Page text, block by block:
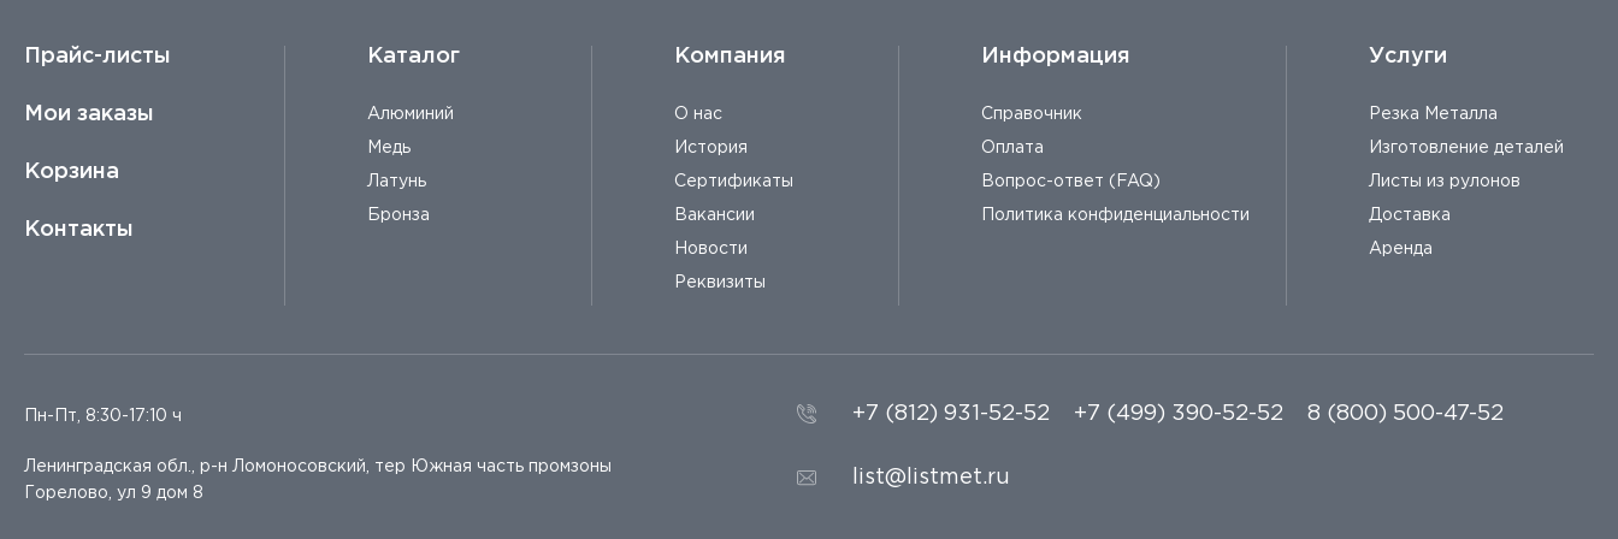
Прайс-листы
Мои заказы
Корзина
Контакты
Каталог
Алюминий
Медь
Латунь
Бронза
Компания
О нас
История
Сертификаты
Вакансии
Новости
Реквизиты
Информация
Справочник
Оплата
Вопрос-ответ (FAQ)
Политика конфиденциальности
Услуги
Резка Металла
Изготовление деталей
Листы из рулонов
Доставка
Аренда
Пн-Пт, 8:30-17:10 ч
Ленинградская обл., р-н Ломоносовский, тер Южная часть промзоны
Горелово, ул 9 дом 8
+7 (812) 931-52-52 +7 (499) 390-52-52 8 (800) 500-47-52
list@listmet.ru